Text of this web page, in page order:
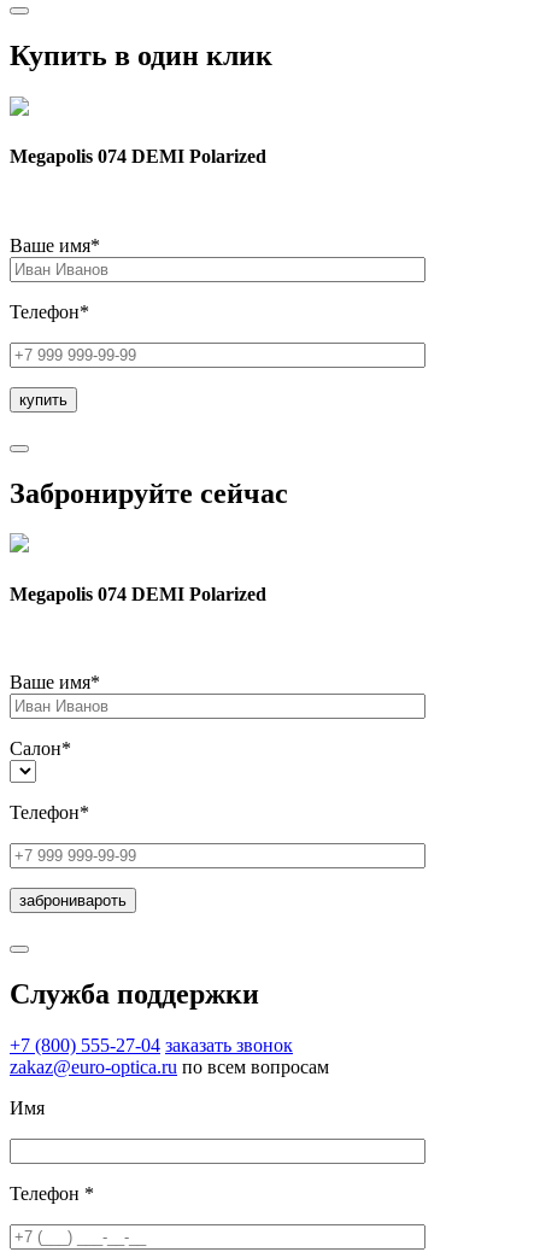
Купить в один клик
Megapolis 074 DEMI Polarized
Ваше имя*
Телефон*
Забронируйте сейчас
Megapolis 074 DEMI Polarized
Ваше имя*
Салон*
Телефон*
Служба поддержки
+7 (800) 555-27-04 заказать звонок
zakaz@euro-optica.ru по всем вопросам
Имя
Телефон *